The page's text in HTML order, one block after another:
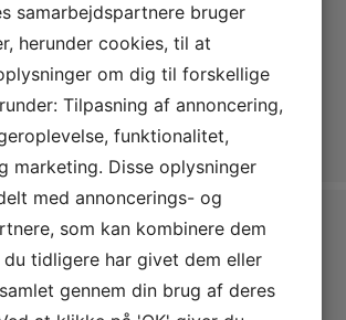
samarbejdspartnere bruger
herunder cookies, til at
om dig til forskellige
Tilpasning af annoncering,
funktionalitet,
marketing. Disse oplysninger
med annoncerings- og
som kan kombinere dem
du tidligere har givet dem eller
gennem din brug af deres